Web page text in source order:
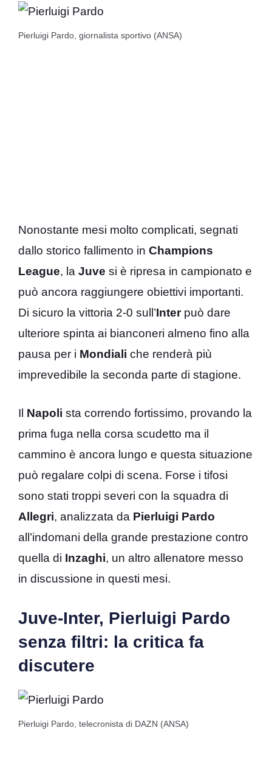
Pierluigi Pardo, giornalista sportivo (ANSA)
Nonostante mesi molto complicati, segnati
dallo storico fallimento in Champions
League, la Juve si è ripresa in campionato e
può ancora raggiungere obiettivi importanti.
Di sicuro la vittoria 2-0 sull’Interpuò dare
ulteriore spinta ai bianconeri almeno fino alla
pausa per i Mondiali che renderà più
imprevedibile la seconda parte di stagione.
Il Napoli sta correndo fortissimo, provando la
prima fuga nella corsa scudetto ma il
cammino è ancora lungo e questa situazione
può regalare colpi di scena. Forse i tifosi
sono stati troppi severi con la squadra di
Allegri, analizzata da Pierluigi Pardo
all’indomani della grande prestazione contro
quella di Inzaghi, un altro allenatore messo
in discussione in questi mesi.
Juve-Inter, Pierluigi Pardo
senza filtri: la critica fa
discutere
Pierluigi Pardo, telecronista di DAZN (ANSA)